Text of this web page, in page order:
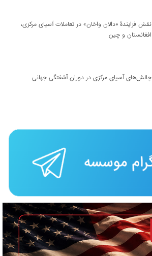
نقش فزایندۀ «دالان واخان» در تعاملات آسیای مرکزی،
افغانستان و چین
چالش‌های آسیای مرکزی در دوران آشفتگی جهانی